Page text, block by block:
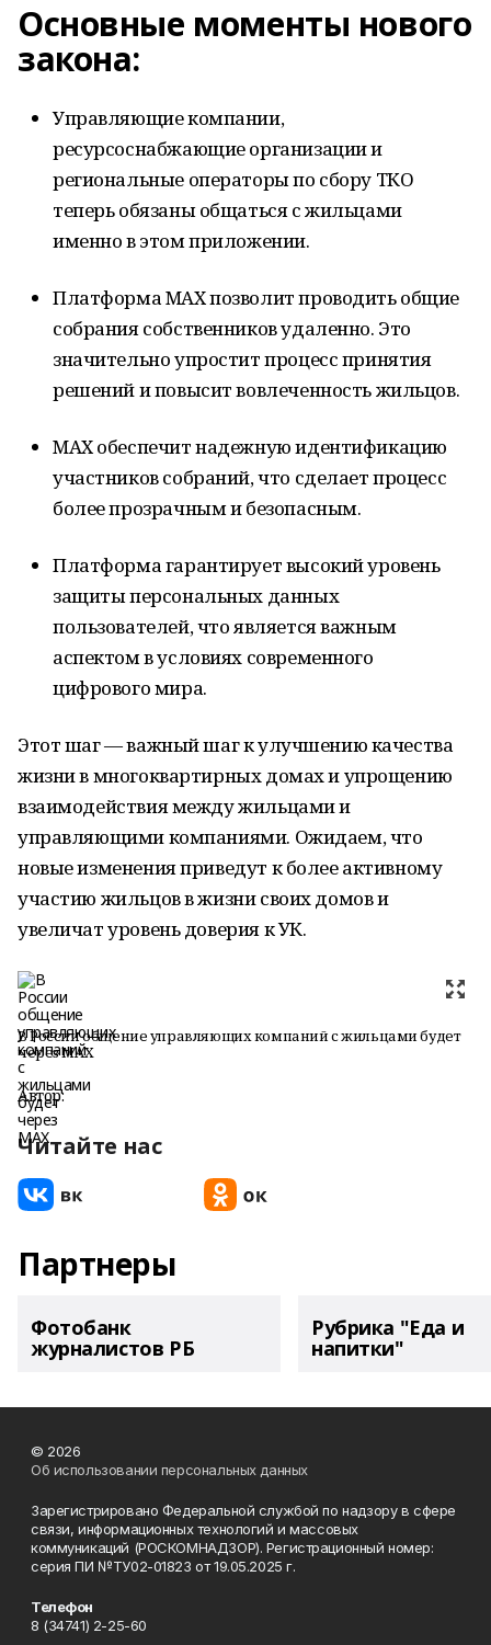
Основные моменты нового
закона:
Управляющие компании,
ресурсоснабжающие организации и
региональные операторы по сбору ТКО
теперь обязаны общаться с жильцами
именно в этом приложении.
Платформа MAX позволит проводить общие
собрания собственников удаленно. Это
значительно упростит процесс принятия
решений и повысит вовлеченность жильцов.
MAX обеспечит надежную идентификацию
участников собраний, что сделает процесс
более прозрачным и безопасным.
Платформа гарантирует высокий уровень
защиты персональных данных
пользователей, что является важным
аспектом в условиях современного
цифрового мира.
Этот шаг — важный шаг к улучшению качества
жизни в многоквартирных домах и упрощению
взаимодействия между жильцами и
управляющими компаниями. Ожидаем, что
новые изменения приведут к более активному
участию жильцов в жизни своих домов и
увеличат уровень доверия к УК.
В России общение управляющих компаний с жильцами будет
через MAX
Автор:
Читайте нас
Партнеры
Фотобанк
журналистов РБ
Рубрика "Еда и
напитки"
© 2026
Об использовании персональных данных
Зарегистрировано Федеральной службой по надзору в сфере
связи, информационных технологий и массовых
коммуникаций (РОСКОМНАДЗОР). Регистрационный номер:
серия ПИ №ТУ02-01823 от 19.05.2025 г.
Телефон
8 (34741) 2-25-60